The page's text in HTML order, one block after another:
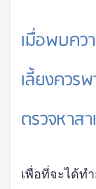
เมื่อพบคว
เลี้ยงควร
ตรวจหาส
เพื่อที่จะได้ท